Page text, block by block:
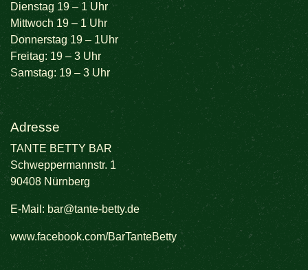
Dienstag 19 – 1 Uhr
Mittwoch 19 – 1 Uhr
Donnerstag 19 – 1Uhr
Freitag: 19 – 3 Uhr
Samstag: 19 – 3 Uhr
Adresse
TANTE BETTY BAR
Schweppermannstr. 1
90408 Nürnberg
E-Mail: bar@tante-betty.de
www.facebook.com/BarTanteBetty